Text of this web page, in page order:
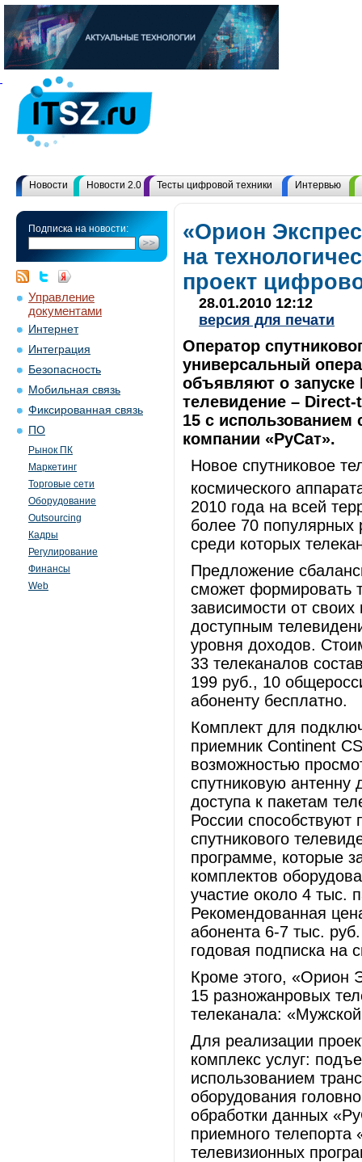
Новости Новости 2.0 Тесты цифровой техники Интервью
Подписка на новости:
Управление
документами
Интернет
Интеграция
Безопасность
Мобильная связь
Фиксированная связь
ПО
Рынок ПК
Маркетинг
Торговые сети
Оборудование
Outsourcing
Кадры
Регулирование
Финансы
Web
«Орион
на
проект
28.01.2010 12:12
версия для печати
Оператор
универсальный
объявляют о
телевидение –
15 с
компании «РуСат».
Новое спутниковое
космического
2010 года на всей
более 70 популярных
среди которых
Предложение
сможет формировать
зависимости от
доступным
уровня доходов.
33 телеканалов
199 руб., 10
абоненту бесплатно.
Комплект для
приемник Continent
возможностью
спутниковую
доступа к пакетам
России способствуют
спутникового
программе, которые
комплектов
участие около 4 тыс.
Рекомендованная
абонента 6-7 тыс.
годовая подписка на
Кроме этого, «Орион
15 разножанровых
телеканала:
Для реализации
комплекс услуг:
использованием
оборудования
обработки данных
приемного
телевизионных